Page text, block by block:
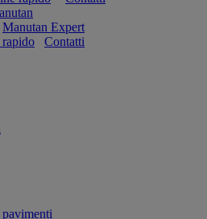
Manutan Expert
Contatti